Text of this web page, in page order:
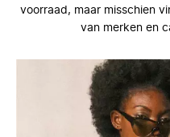
voorraad, maar misschien
van merken en